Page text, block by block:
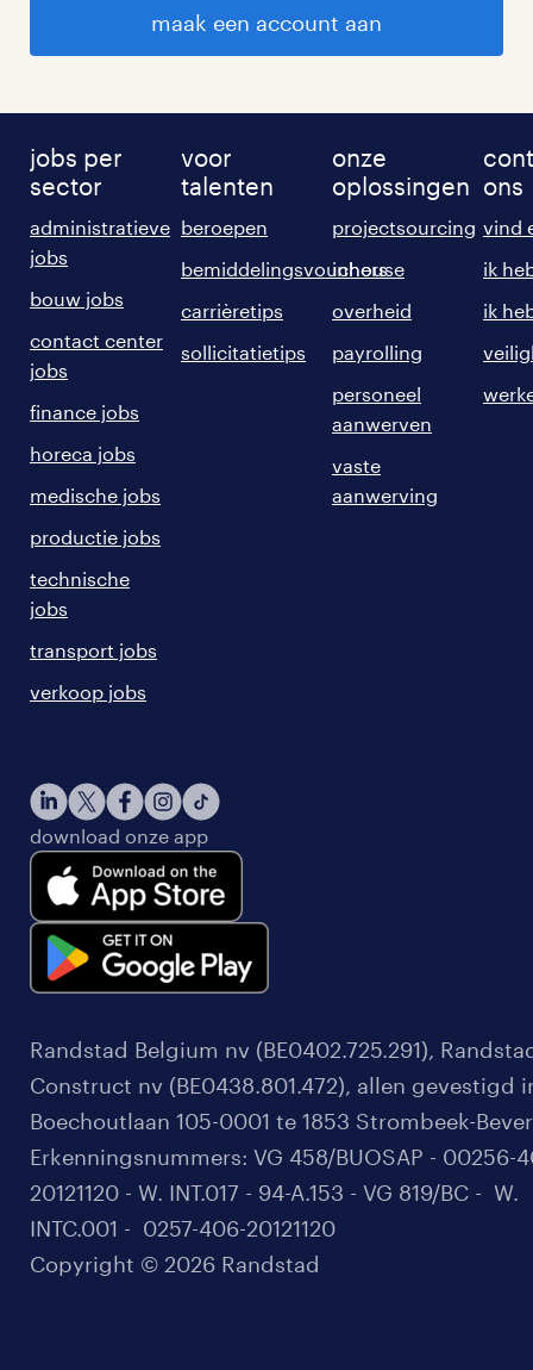
maak een account aan
jobs per
sector
administratieve
jobs
bouw jobs
contact center
jobs
finance jobs
horeca jobs
medische jobs
productie jobs
technische
jobs
transport jobs
verkoop jobs
voor
talenten
beroepen
bemiddelingsvouchers
carrièretips
sollicitatietips
onze
oplossingen
projectsourcing
inhouse
overheid
payrolling
personeel
aanwerven
vaste
aanwerving
ons
vind
ik
ik
download onze app
Randstad Belgium nv (BE0402.725.291),
Construct nv (BE0438.801.472), allen gevestigd
Boechoutlaan 105-0001 te 1853 Strombeek-Bever
Erkenningsnummers: VG 458/BUOSAP - 00256-
20121120 - W. INT.017 - 94-A.153 - VG 819/BC - W.
INTC.001 - 0257-406-20121120
Copyright © 2026 Randstad